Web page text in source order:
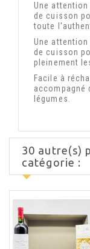
Une
de cuisson
toute
Une
de cuisson
pleinement
Facile à
accompagné
légumes.
30 autre(s)
catégorie :